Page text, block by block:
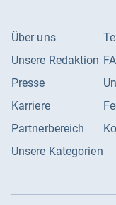
Über uns
Unsere Redaktion
Presse
Karriere
Partnerbereich
Unsere Kategorien